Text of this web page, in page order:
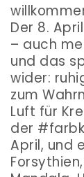
Der 8.
– auch
und das
wider:
zum
Luft für
der
April, und